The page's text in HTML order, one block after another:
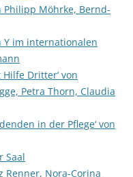
Philipp Möhrke, Bernd-
Y im internationalen
Dritter‘ von
Petra Thorn, Claudia
in der Pflege‘ von
Saal
Renner, Nora-Corina